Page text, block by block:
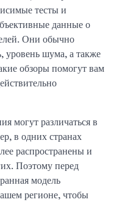
тесты и
данные о
Они обычно
уровень шума, а также
обзоры помогут вам
могут различаться в
в одних странах
распространены и
Поэтому перед
модель
регионе, чтобы